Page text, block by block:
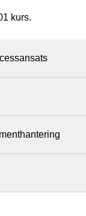
kurs.